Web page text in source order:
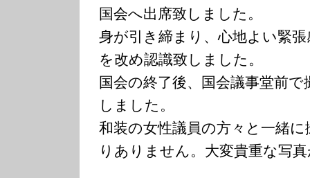
国会へ出席致しました。
身が引き締まり、心地よい緊
を改め認識致しました。
国会の終了後、国会議事堂前
しました。
和装の女性議員の方々と一緒
りありません。大変貴重な写